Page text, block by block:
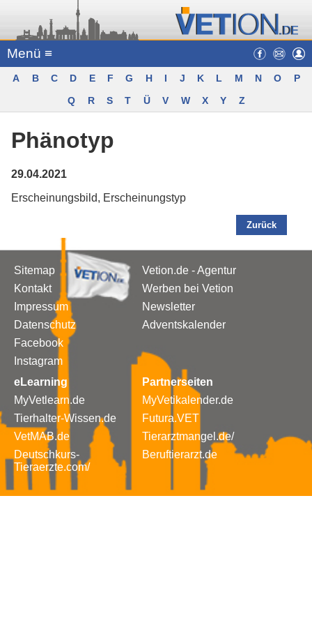
Menü ≡
A B C D E F G H I J K L M N O
P
Q
R S T Ü V W X Y Z
Phänotyp
29.04.2021
Erscheinungsbild, Erscheinungstyp
Zurück
Sitemap
Kontakt
Impressum
Datenschutz
Facebook
Instagram
Vetion.de - Agentur
Werben bei Vetion
Newsletter
Adventskalender
eLearning
MyVetlearn.de
Tierhalter-Wissen.de
VetMAB.de
Deutschkurs-
Tieraerzte.com/
Partnerseiten
MyVetikalender.de
Futura.VET
Tierarztmangel.de/
Beruftierarzt.de